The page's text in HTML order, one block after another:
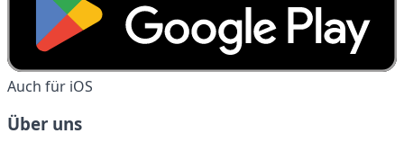
Auch für iOS
Über uns